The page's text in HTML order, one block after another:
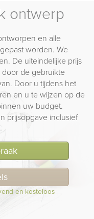
ontwerp
en alle
worden. We
De uiteindelijke prijs
de gebruikte
Door u tijdens het
en u te wijzen op de
uw budget.
prijsopgave inclusief
en kosteloos